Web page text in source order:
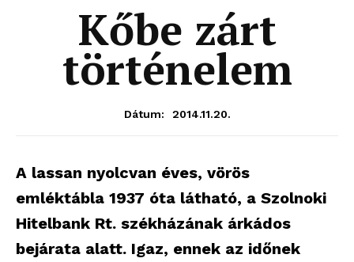
Kőbe zárt
történelem
Dátum: 2014.11.20.
A lassan nyolcvan éves, vörös
emléktábla 1937 óta látható, a Szolnoki
Hitelbank Rt. székházának árkádos
bejárata alatt. Igaz, ennek az időnek